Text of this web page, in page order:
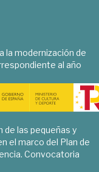
la modernización de
al año
de las pequeñas y
el marco del Plan de
Convocatoria